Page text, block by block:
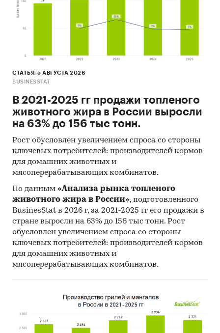
Информация профильных ведомств:
Федеральная служба государственной
Федеральная таможенная служба
Федеральная налоговая служба
Информация, собранная BusinesStat:
показатели торговли мясными
полуфабрикатами
оценки экспертов мясной отрасли
Категории: Потребительские товары
Заморозка / Мясные полуфабрикаты
Промышленность / ... / Заморозка / Мясные
полуфабрикаты
Россия
СТАТЬЯ, 5 АВГУСТА 2026
BUSINESSTAT
В 2021-2025 гг продажи топленого
животного жира в России выросли
на 63% до 156 тыс тонн.
Рост обусловлен увеличением спроса со стороны
ключевых потребителей: производителей кормов
для домашних животных и
мясоперерабатывающих комбинатов.
По данным «Анализа рынка топленого
животного жира в России», подготовленного
BusinesStat в 2026 г, за 2021-2025 гг его продажи в
стране выросли на 63% до 156 тыс тонн. Рост
обусловлен увеличением спроса со стороны
ключевых потребителей: производителей кормов
для домашних животных и
мясоперерабатывающих комбинатов.